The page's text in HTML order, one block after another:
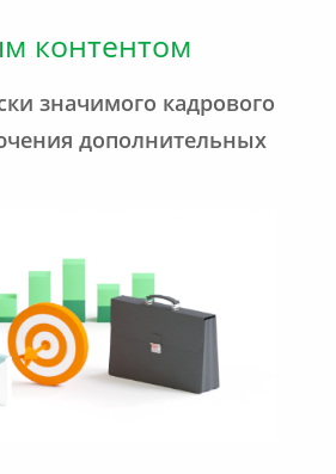
контентом
значимого кадрового
дополнительных